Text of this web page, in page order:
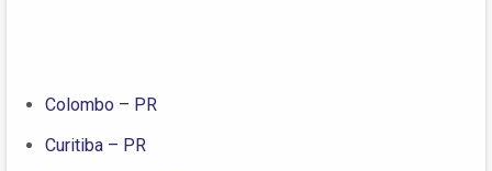
Colombo – PR
Curitiba – PR